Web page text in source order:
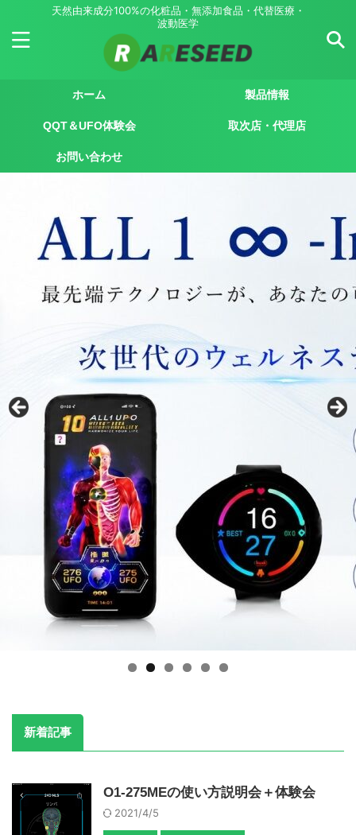
天然由来成分100%の化粧品・無添加食品・代替医療・
波動医学
ホーム 製品情報
QQT＆UFO体験会 取次店・代理店
お問い合わせ
新着記事
O1-275MEの使い方説明会＋体験会
2021/4/5